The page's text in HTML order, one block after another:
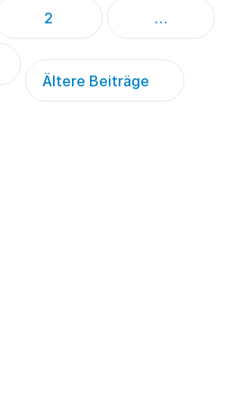
2 …
Ältere Beiträge